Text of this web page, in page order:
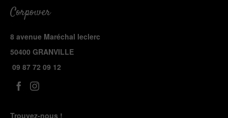
Corpower
8 avenue Maréchal leclerc
50400 GRANVILLE
09 87 72 09 12
Trouvez-nous !